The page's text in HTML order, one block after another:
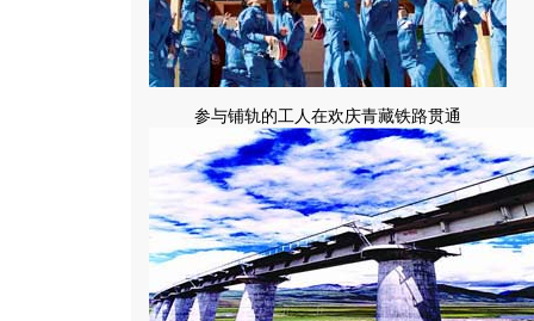
参与铺轨的工人在欢庆青藏铁路贯通